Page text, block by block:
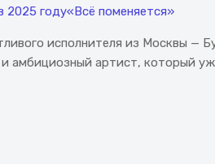
2025 году«Всё поменяется»
исполнителя из Москвы —
амбициозный артист, который